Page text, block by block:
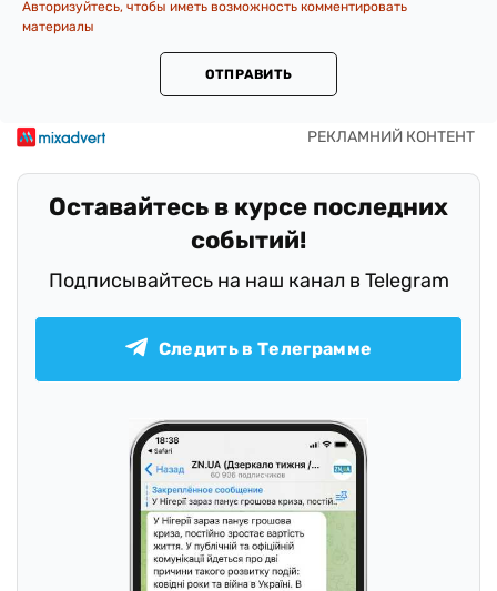
Авторизуйтесь, чтобы иметь возможность комментировать
материалы
ОТПРАВИТЬ
Оставайтесь в курсе последних
событий!
Подписывайтесь на наш канал в Telegram
Следить в Телеграмме